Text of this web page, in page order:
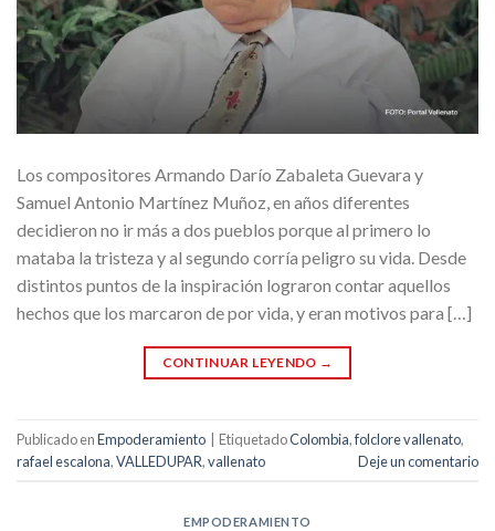
Los compositores Armando Darío Zabaleta Guevara y
Samuel Antonio Martínez Muñoz, en años diferentes
decidieron no ir más a dos pueblos porque al primero lo
mataba la tristeza y al segundo corría peligro su vida. Desde
distintos puntos de la inspiración lograron contar aquellos
hechos que los marcaron de por vida, y eran motivos para […]
CONTINUAR LEYENDO →
Publicado enEmpoderamiento EtiquetadoColombia,folclore vallenato,
rafael escalona,VALLEDUPAR,vallenato Deje un comentario
EMPODERAMIENTO